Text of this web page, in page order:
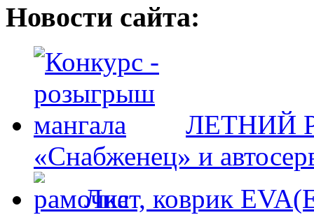
Новости сайта:
ЛЕТНИЙ
«Снабженец» и
Лист, коврик